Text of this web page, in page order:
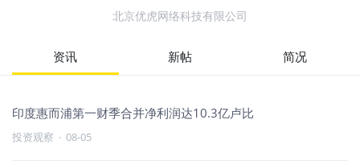
北京优虎网络科技有限公司
资讯 新帖 简况
印度惠而浦第一财季合并净利润达10.3亿卢比
投资观察 · 08-05